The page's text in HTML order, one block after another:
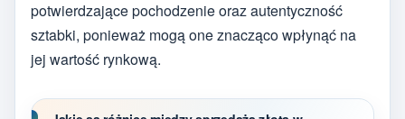
potwierdzające pochodzenie oraz autentyczność
sztabki, ponieważ mogą one znacząco wpłynąć na
jej wartość rynkową.